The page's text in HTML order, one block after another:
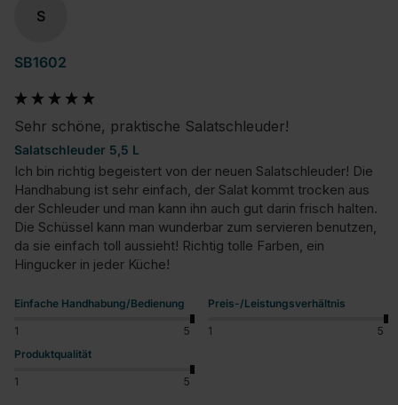
S
SB1602
Sehr schöne, praktische Salatschleuder!
Salatschleuder 5,5 L
Ich bin richtig begeistert von der neuen Salatschleuder! Die
Handhabung ist sehr einfach, der Salat kommt trocken aus
der Schleuder und man kann ihn auch gut darin frisch halten.
Die Schüssel kann man wunderbar zum servieren benutzen,
da sie einfach toll aussieht! Richtig tolle Farben, ein
Hingucker in jeder Küche!
Einfache Handhabung/Bedienung
1 5
Preis-/Leistungsverhältnis
1
5
Produktqualität
1 5